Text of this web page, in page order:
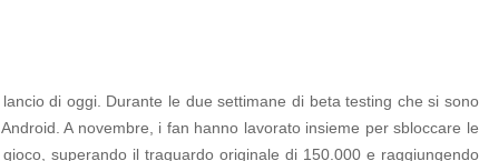
di oggi. Durante le due settimane di beta testing che si sono
A novembre, i fan hanno lavorato insieme per sbloccare le
superando il traguardo originale di 150.000 e raggiungendo